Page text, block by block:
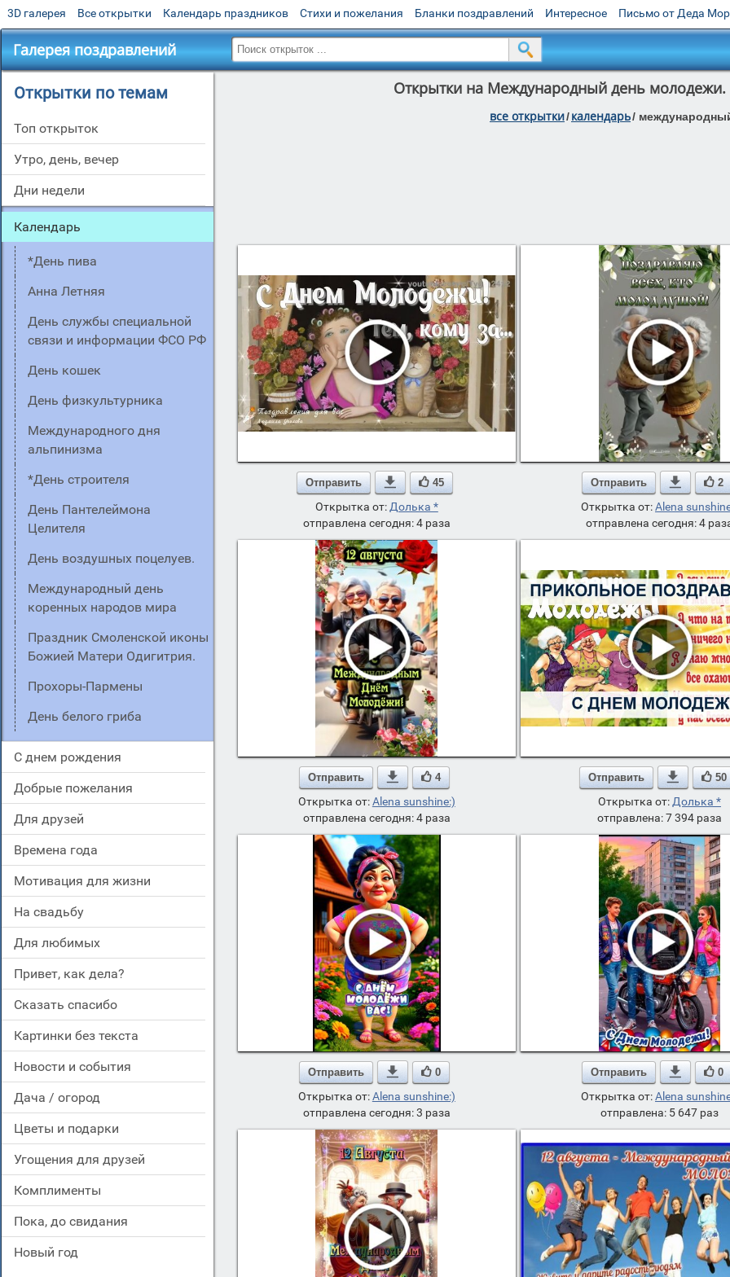
3D галерея Все открытки Календарь праздников Стихи и пожелания Бланки поздравлений Интересное Письмо от Деда
Галерея поздравлений
Открытки по темам
Топ открыток
утро, день, вечер
дни недели
Календарь
*день пива
Анна Летняя
День службы специальной
связи и информации ФСО РФ
День кошек
День физкультурника
Международного дня
альпинизма
*День строителя
день Пантелеймона
Целителя
День воздушных поцелуев.
Международный день
коренных народов мира
Праздник Смоленской иконы
Божией Матери Одигитрия.
Прохоры-Пармены
День белого гриба
c днем рождения
добрые пожелания
для друзей
времена года
мотивация для жизни
на свадьбу
для любимых
привет, как дела?
сказать спасибо
картинки без текста
новости и события
дача / огород
цветы и подарки
угощения для друзей
комплименты
пока, до свидания
новый год
Открытки на Международный день
все открытки/календарь/
Отправить  45
Открытка от: Долька *
отправлена сегодня: 4 раза
Отправить  2
Открытка от:Alena
отправлена сегодня: 4
Отправить  4
Открытка от:Alena sunshine:)
отправлена сегодня: 4 раза
Отправить  50
Открытка от: Долька *
отправлена: 7 394 раза
Отправить  0
Открытка от:Alena sunshine:)
отправлена сегодня: 3 раза
Отправить  0
Открытка от:Alena
отправлена: 5 647 раз